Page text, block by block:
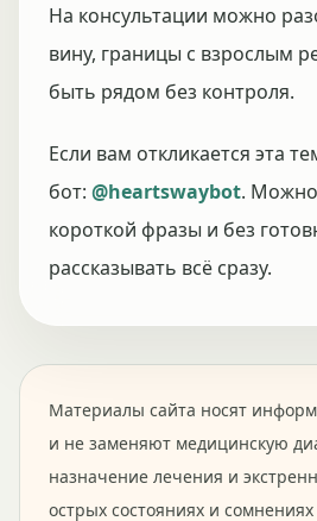
На консультации можно
вину, границы с взрослым
быть рядом без контроля.
Если вам откликается эта
бот: @heartswaybot. Можно
короткой фразы и без
рассказывать всё сразу.
Материалы сайта носят
и не заменяют медицинскую
назначение лечения и
острых состояниях и